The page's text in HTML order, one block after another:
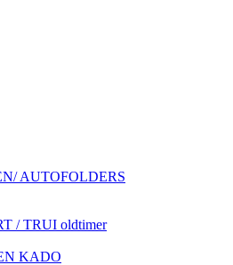
AUTOFOLDERS
/ TRUI oldtimer
KADO